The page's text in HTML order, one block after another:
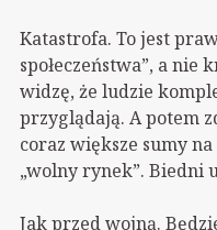
Katastrofa. To jest
społeczeństwa”, a nie
widzę, że ludzie
przyglądają. A potem
coraz większe sumy
„wolny rynek”. Biedni
Jak przed wojną.